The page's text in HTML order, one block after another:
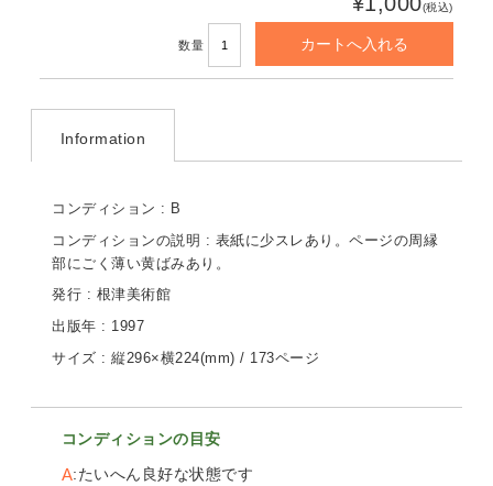
(税込)
数量
Information
コンディション : B
コンディションの説明 : 表紙に少スレあり。ページの周縁
部にごく薄い黄ばみあり。
発行 : 根津美術館
出版年 : 1997
サイズ : 縦296×横224(mm) / 173ページ
コンディションの目安
A たいへん良好な状態です